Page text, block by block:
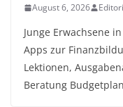
August 6, 2026
Junge Erwachsene
Apps zur
Lektionen,
Beratung